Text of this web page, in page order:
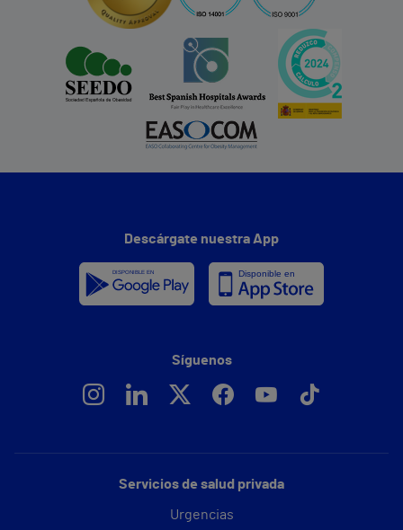
Servicios de salud privada
Urgencias
Descárgate nuestra App
Síguenos